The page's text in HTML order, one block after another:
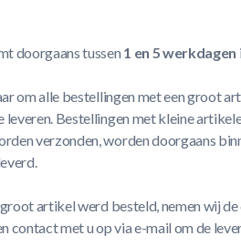
doorgaans tussen 1 en 5 werkdagen
om alle bestellingen met een groot
leveren. Bestellingen met kleine
verzonden, worden doorgaans
artikel werd besteld, nemen wij
contact met u op via e-mail om de